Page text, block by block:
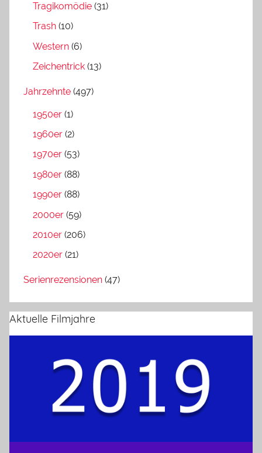
Tragikomödie (31)
Trash (10)
Western (6)
Zeichentrick (13)
Jahrzehnte (497)
1950er (1)
1960er (2)
1970er (53)
1980er (88)
1990er (88)
2000er (59)
2010er (206)
2020er (21)
Serienrezensionen (47)
Aktuelle Filmjahre